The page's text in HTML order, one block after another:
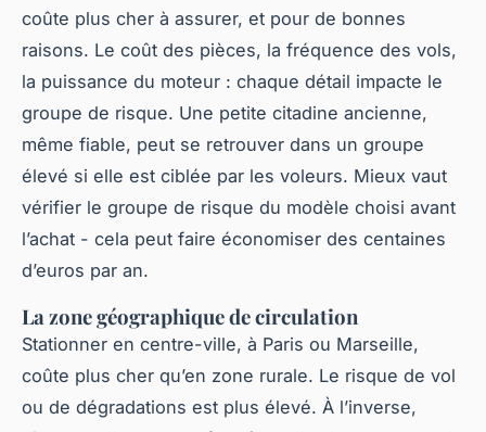
coûte plus cher à assurer, et pour de bonnes
raisons. Le coût des pièces, la fréquence des vols,
la puissance du moteur : chaque détail impacte le
groupe de risque. Une petite citadine ancienne,
même fiable, peut se retrouver dans un groupe
élevé si elle est ciblée par les voleurs. Mieux vaut
vérifier le groupe de risque du modèle choisi avant
l’achat - cela peut faire économiser des centaines
d’euros par an.
La zone géographique de circulation
Stationner en centre-ville, à Paris ou Marseille,
coûte plus cher qu’en zone rurale. Le risque de vol
ou de dégradations est plus élevé. À l’inverse,